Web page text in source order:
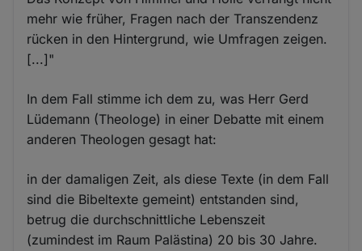
mehr wie früher, Fragen nach der Transzendenz
rücken in den Hintergrund, wie Umfragen zeigen.
[...]"
In dem Fall stimme ich dem zu, was Herr Gerd
Lüdemann (Theologe) in einer Debatte mit einem
anderen Theologen gesagt hat:
in der damaligen Zeit, als diese Texte (in dem Fall
sind die Bibeltexte gemeint) entstanden sind,
betrug die durchschnittliche Lebenszeit
(zumindest im Raum Palästina) 20 bis 30 Jahre.